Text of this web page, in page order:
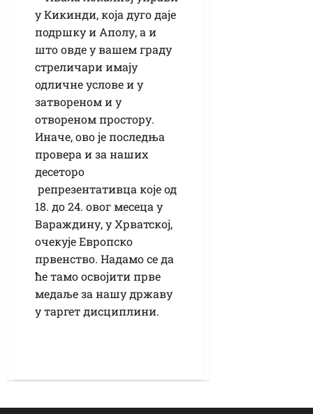
у Кикинди, која дуго даје
подршку и Аполу, а и
што овде у вашем граду
стреличари имају
одличне услове и у
затвореном и у
отвореном простору.
Иначе, ово је последња
провера и за наших
десеторо
репрезентативца које од
18. до 24. овог месеца у
Вараждину, у Хрватској,
очекује Европско
првенство. Надамо се да
ће тамо освојити прве
медаље за нашу државу
у таргет дисциплини.